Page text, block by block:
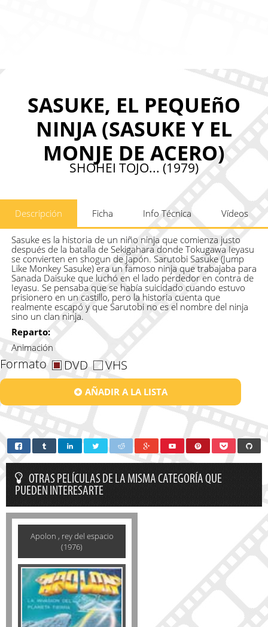
SASUKE, EL PEQUEñO
NINJA (SASUKE Y EL
MONJE DE ACERO)
SHOHEI TOJO... (1979)
Descripción Ficha Info Técnica Vídeos
Sasuke es la historia de un niño ninja que comienza justo
después de la batalla de Sekigahara donde Tokugawa Ieyasu
se convierten en shogun de Japón. Sarutobi Sasuke (Jump
Like Monkey Sasuke) era un famoso ninja que trabajaba para
Sanada Daisuke que luchó en el lado perdedor en contra de
Ieyasu. Se pensaba que se había suicidado cuando estuvo
prisionero en un castillo, pero la historia cuenta que
realmente escapó y que Sarutobi no es el nombre del ninja
sino un clan ninja.
Reparto:
Animación
Formato DVD VHS
AÑADIR A LA LISTA
OTRAS PELÍCULAS DE LA MISMA CATEGORÍA QUE
PUEDEN INTERESARTE
Apolon , rey del espacio
(1976)